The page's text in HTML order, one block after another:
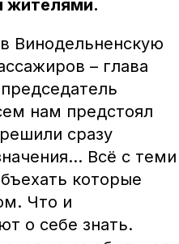
жителями.
Винодельненскую
– глава
нам предстоял
сразу
Всё с теми
которые
Что и
о себе знать.